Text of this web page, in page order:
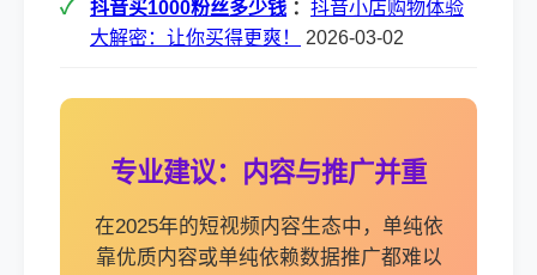
抖音买1000粉丝多少钱 ： 抖音小店购物体验
大解密：让你买得更爽！
2026-03-02
专业建议：内容与推广并重
在2025年的短视频内容生态中，单纯依
靠优质内容或单纯依赖数据推广都难以